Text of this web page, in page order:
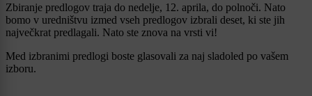
Zbiranje predlogov traja do nedelje, 12. aprila, do polnoči. Nato
bomo v uredništvu izmed vseh predlogov izbrali deset, ki ste jih
največkrat predlagali. Nato ste znova na vrsti vi!
Med izbranimi predlogi boste glasovali za naj sladoled po vašem
izboru.